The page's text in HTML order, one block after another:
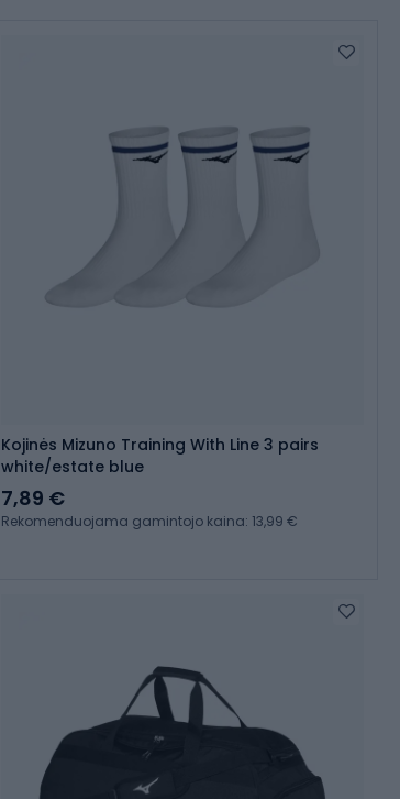
Kojinės Mizuno Training With Line 3 pairs
white/estate blue
7,89 €
Rekomenduojama gamintojo kaina: 13,99 €